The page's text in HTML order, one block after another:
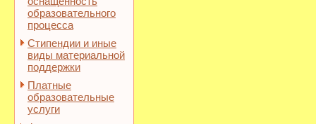
образовательного
процесса
Стипендии и иные
виды материальной
поддержки
Платные
образовательные
услуги